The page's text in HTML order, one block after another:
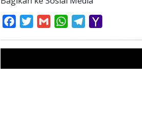
FacebookTwitterGmail WhatsAppTelegram